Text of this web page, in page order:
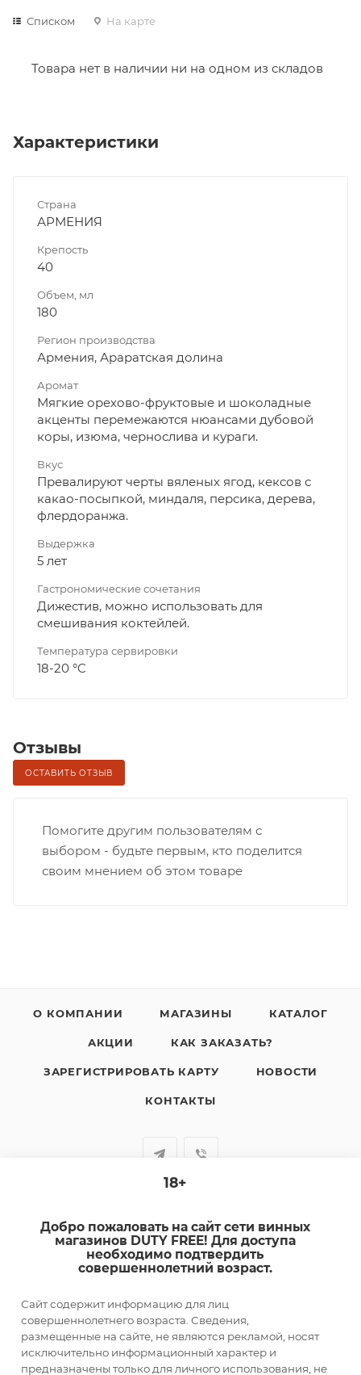
Списком На карте
Товара нет в наличии ни на одном из складов
Характеристики
Страна
АРМЕНИЯ
Крепость
40
Объем, мл
180
Регион производства
Армения, Араратская долина
Аромат
Мягкие орехово-фруктовые и шоколадные
акценты перемежаются нюансами дубовой
коры, изюма, чернослива и кураги.
Вкус
Превалируют черты вяленых ягод, кексов с
какао-посыпкой, миндаля, персика, дерева,
флердоранжа.
Выдержка
5 лет
Гастрономические сочетания
Дижестив, можно использовать для
смешивания коктейлей.
Температура сервировки
18-20 °C
Отзывы
ОСТАВИТЬ ОТЗЫВ
Помогите другим пользователям с
выбором - будьте первым, кто поделится
своим мнением об этом товаре
О КОМПАНИИ МАГАЗИНЫ КАТАЛОГ
АКЦИИ КАК ЗАКАЗАТЬ?
ЗАРЕГИСТРИРОВАТЬ КАРТУ НОВОСТИ
КОНТАКТЫ
sale@dutyfree-online.ru
г. Кострома, ул. Шагова, д. 221, кв. 24
ПОДПИСАТЬСЯ НА РАССЫЛКУ
ПОЛИТИКА КОНФИДЕНЦИАЛЬНОСТИ
18+
Добро пожаловать на сайт сети винных
магазинов DUTY FREE! Для доступа
необходимо подтвердить
совершеннолетний возраст.
Сайт содержит информацию для лиц
совершеннолетнего возраста. Сведения,
размещенные на сайте, не являются рекламой, носят
исключительно информационный характер и
предназначены только для личного использования, не